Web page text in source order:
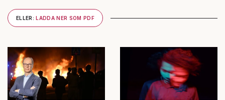
ELLER: LADDA NER SOM PDF